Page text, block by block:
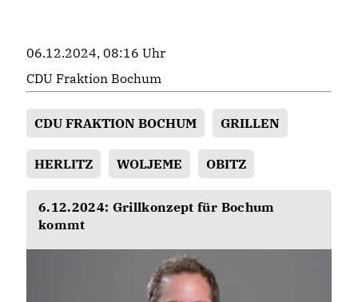
06.12.2024, 08:16 Uhr
CDU Fraktion Bochum
CDU FRAKTION BOCHUM GRILLEN
HERLITZ WOLJEME OBITZ
6.12.2024: Grillkonzept für Bochum
kommt